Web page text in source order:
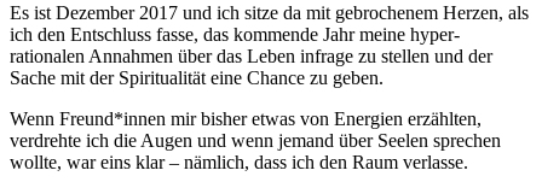
Es ist Dezember 2017 und ich sitze da mit gebrochenem Herzen, als
ich den Entschluss fasse, das kommende Jahr meine hyper-
rationalen Annahmen über das Leben infrage zu stellen und der
Sache mit der Spiritualität eine Chance zu geben.
Wenn Freund*innen mir bisher etwas von Energien erzählten,
verdrehte ich die Augen und wenn jemand über Seelen sprechen
wollte, war eins klar – nämlich, dass ich den Raum verlasse.